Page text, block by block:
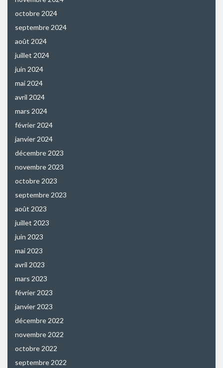
octobre 2024
septembre 2024
août 2024
juillet 2024
juin 2024
mai 2024
avril 2024
mars 2024
février 2024
janvier 2024
décembre 2023
novembre 2023
octobre 2023
septembre 2023
août 2023
juillet 2023
juin 2023
mai 2023
avril 2023
mars 2023
février 2023
janvier 2023
décembre 2022
novembre 2022
octobre 2022
septembre 2022